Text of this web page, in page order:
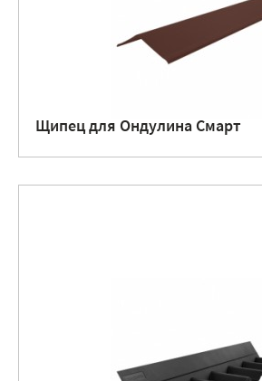
Щипец для Ондулина Смарт